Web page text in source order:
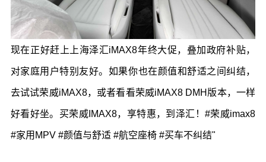
现在正好赶上上海泽汇iMAX8年终大促，叠加政府补贴，
对家庭用户特别友好。如果你也在颜值和舒适之间纠结，
去试试荣威iMAX8，或者看看荣威iMAX8 DMH版本，一样
好看好坐。买荣威IMAX8，享特惠，到泽汇！ #荣威imax8
#家用MPV #颜值与舒适 #航空座椅 #买车不纠结"